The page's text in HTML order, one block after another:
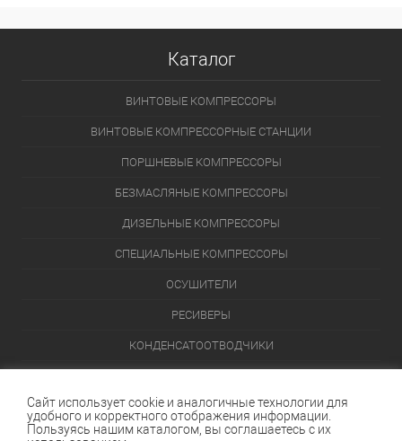
Каталог
ВИНТОВЫЕ КОМПРЕССОРЫ
ВИНТОВЫЕ КОМПРЕССОРНЫЕ СТАНЦИИ
ПОРШНЕВЫЕ КОМПРЕССОРЫ
БЕЗМАСЛЯНЫЕ КОМПРЕССОРЫ
ДИЗЕЛЬНЫЕ КОМПРЕССОРЫ
СПЕЦИАЛЬНЫЕ КОМПРЕССОРЫ
ОСУШИТЕЛИ
РЕСИВЕРЫ
КОНДЕНСАТООТВОДЧИКИ
Данный интернет-сайт носит исключительно информационный
характер и ни при каких условиях не является публичной офертой,
Сайт использует cookie и аналогичные технологии для
удобного и корректного отображения информации.
Пользуясь нашим каталогом, вы соглашаетесь с их